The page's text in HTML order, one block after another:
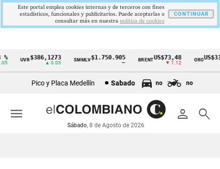
Cintillo
económicos
Colombia
$386,1273
▲ 0.03
SMMLV$1.750.905 BRENTUS$73,48
▼ 1.12
Pico y Placa Medellín Sabado no no
person search
Sábado, 8 de Agosto de 2026
menu
Este portal emplea cookies internas y de terceros con fines
estadísticos, funcionales y publicitarios. Puede aceptarlas o
consultar más en nuestra politica de cookies
CONTINUAR